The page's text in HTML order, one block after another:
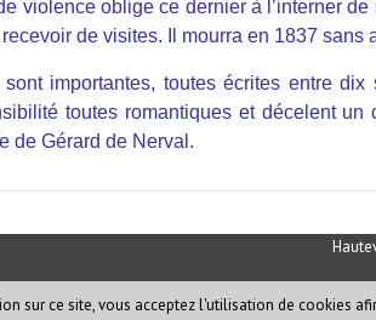
violence oblige ce dernier à l’interner
de visites. Il mourra en 1837 sans
importantes, toutes écrites entre
toutes romantiques et décelent
de Gérard de Nerval.
sur ce site, vous acceptez l'utilisation de cookies